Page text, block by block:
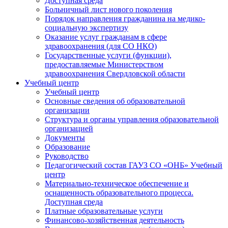
Больничный лист нового поколения
Порядок направления гражданина на медико-
социальную экспертизу
Оказание услуг гражданам в сфере
здравоохранения (для СО НКО)
Государственные услуги (функции),
предоставляемые Министерством
здравоохранения Свердловской области
Учебный центр
Учебный центр
Основные сведения об образовательной
организации
Структура и органы управления образовательной
организацией
Документы
Образование
Руководство
Педагогический состав ГАУЗ СО «ОНБ» Учебный
центр
Материально-техническое обеспечение и
оснащенность образовательного процесса.
Доступная среда
Платные образовательные услуги
Финансово-хозяйственная деятельность